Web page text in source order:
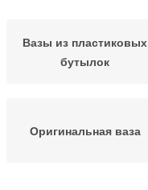
Вазы из пластиковых
бутылок
Оригинальная ваза